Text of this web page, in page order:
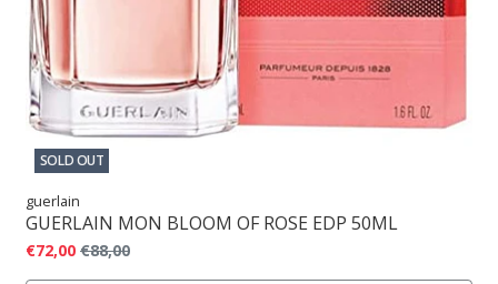
SOLD OUT
guerlain
GUERLAIN MON BLOOM OF ROSE EDP 50ML
€72,00 €88,00